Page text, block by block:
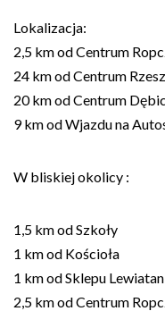
Lokalizacja:
2,5 km od Centrum
24 km od Centrum
20 km od Centrum
9 km od Wjazdu na
W bliskiej okolicy :
1,5 km od Szkoły
1 km od Kościoła
1 km od Sklepu Lewiatan
2,5 km od Centrum